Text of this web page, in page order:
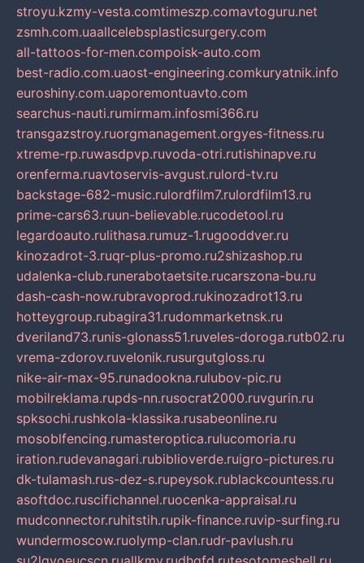
stroyu.kzmy-vesta.comtimeszp.comavtoguru.net
zsmh.com.uaallcelebsplasticsurgery.com
all-tattoos-for-men.compoisk-auto.com
best-radio.com.uaost-engineering.comkuryatnik.info
euroshiny.com.uaporemontuavto.com
searchus-nauti.rumirmam.infosmi366.ru
transgazstroy.ruorgmanagement.orgyes-fitness.ru
xtreme-rp.ruwasdpvp.ruvoda-otri.rutishinapve.ru
orenferma.ruavtoservis-avgust.rulord-tv.ru
backstage-682-music.rulordfilm7.rulordfilm13.ru
prime-cars63.ruun-believable.rucodetool.ru
legardoauto.rulithasa.rumuz-1.rugooddver.ru
kinozadrot-3.ruqr-plus-promo.ru2shizashop.ru
udalenka-club.runerabotaetsite.rucarszona-bu.ru
dash-cash-now.rubravoprod.rukinozadrot13.ru
hotteygroup.rubagira31.rudommarketnsk.ru
dveriland73.runis-glonass51.ruveles-doroga.rutb02.ru
vrema-zdorov.ruvelonik.rusurgutgloss.ru
nike-air-max-95.runadookna.rulubov-pic.ru
mobilreklama.rupds-nn.rusocrat2000.ruvgurin.ru
spksochi.rushkola-klassika.rusabeonline.ru
mosoblfencing.rumasteroptica.rulucomoria.ru
iration.rudevanagari.rubiblioverde.ruigro-pictures.ru
dk-tulamash.rus-dez-s.rupeysok.rublackcountess.ru
asoftdoc.ruscifichannel.ruocenka-appraisal.ru
mudconnector.ruhitstih.rupik-finance.ruvip-surfing.ru
wundermoscow.ruolymp-clan.rudr-pavlush.ru